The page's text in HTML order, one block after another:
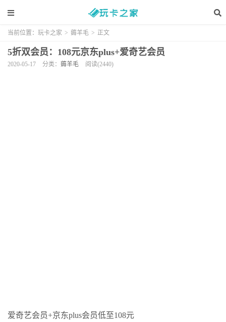
当前位置： 玩卡之家 > 薅羊毛 > 正文
5折双会员：108元京东plus+爱奇艺会员
2020-05-17 分类： 薅羊毛 阅读(2440)
爱奇艺会员+京东plus会员低至108元